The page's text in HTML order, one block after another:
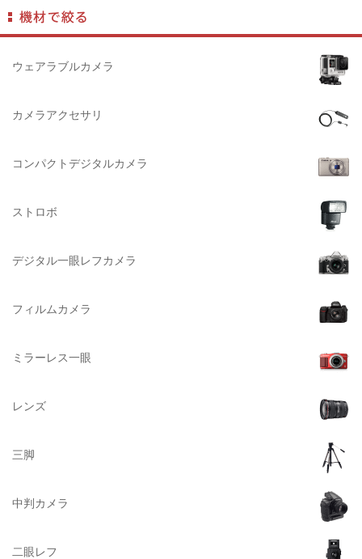
DNPフォトイメージング(ディーエヌピー)
DIGITALKING（デジタルキング）
diagnl（ダイアグナル）
Lowepro（ロープロ）
BURTON（バートン）
DELSEY（デルセー）
DEKO Elite（デコエリート）
Datacolor（データカラー）
A-POWER (エー・パワー)
ACQUAPAZZA（アクアパッツァ）
AGFA（アグフア）
フジフィルム系
ペンタックス系
ライカ系
中判海外系
ウェアラブルカメラ
カメラアクセサリ
コンパクトデジタルカメラ
ストロボ
デジタル一眼レフカメラ
フィルムカメラ
ミラーレス一眼
レンズ
三脚
中判カメラ
二眼レフ